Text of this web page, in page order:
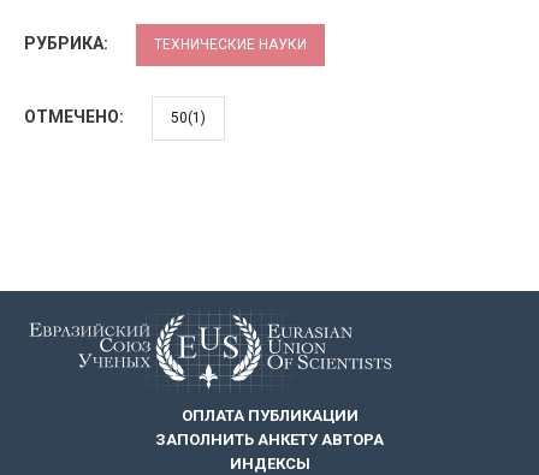
РУБРИКА: ТЕХНИЧЕСКИЕ НАУКИ
ОТМЕЧЕНО: 50(1)
ОПЛАТА ПУБЛИКАЦИИ
ЗАПОЛНИТЬ АНКЕТУ АВТОРА
ИНДЕКСЫ